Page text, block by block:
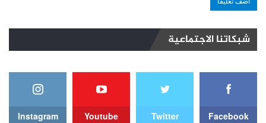
شبكاتنا الاجتماعية
Facebook
Twitter
Youtube
Instagram